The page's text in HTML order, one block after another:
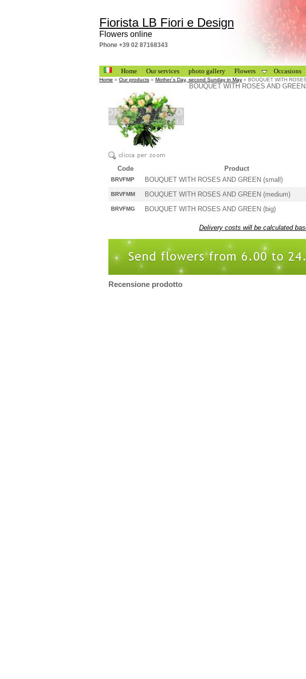
Fiorista LB Fiori e Design
Flowers online
Phone +39 02 87168343
Home Our services photo gallery Flowers Occasions
Home » Our products » Mother´s Day, second Sunday in May » BOUQUET WITH
BOUQUET WITH ROSES AND GREEN
Code Product
BRVFMP BOUQUET WITH ROSES AND GREEN (small)
BRVFMM BOUQUET WITH ROSES AND GREEN (medium)
BRVFMG BOUQUET WITH ROSES AND GREEN (big)
Delivery costs will be calculated
Recensione prodotto